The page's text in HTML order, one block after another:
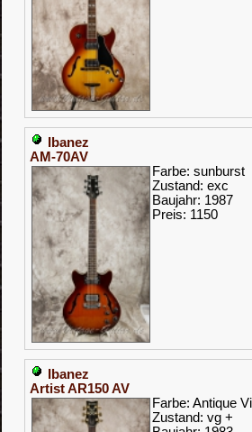
Ibanez
AM-70AV
Farbe: sunburst
Zustand: exc
Baujahr: 1987
Preis: 1150
Ibanez
Artist AR150 AV
Farbe: Antique
Zustand: vg +